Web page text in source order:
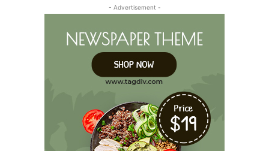
- Advertisement -